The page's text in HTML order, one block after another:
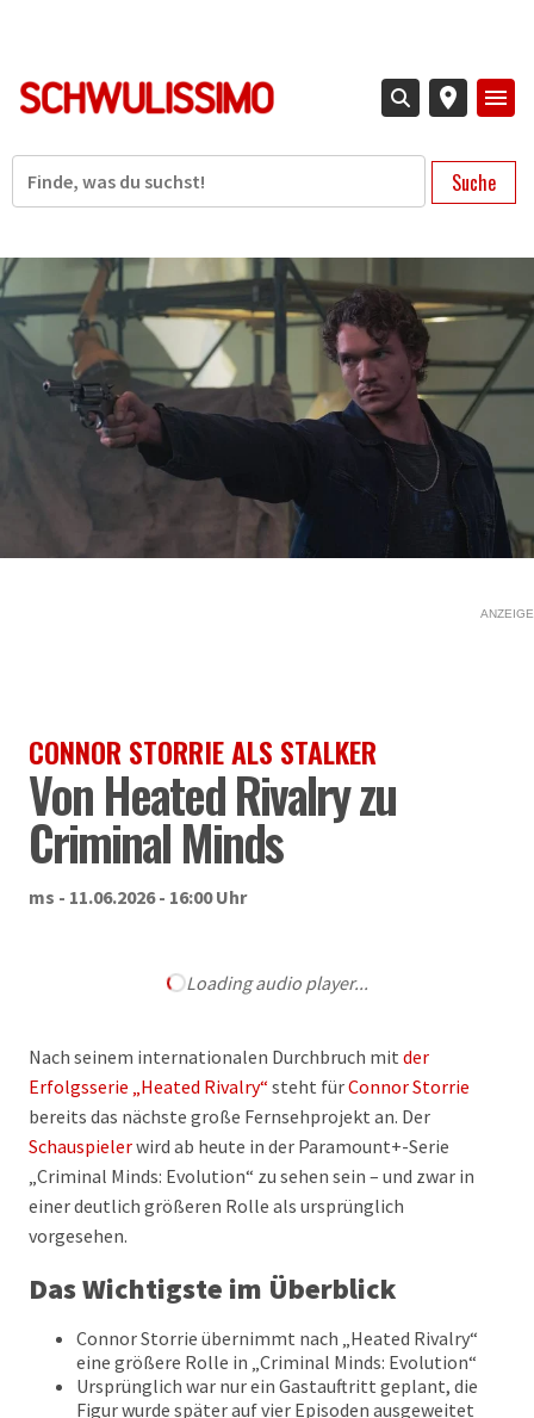
Suche
ANZEIGE
CONNOR STORRIE ALS STALKER
Von Heated Rivalry zu
Criminal Minds
ms - 11.06.2026 - 16:00 Uhr
Loading audio player...
Nach seinem internationalen Durchbruch mit der
Erfolgsserie „Heated Rivalry“ steht fürConnor Storrie
bereits das nächste große Fernsehprojekt an. Der
Schauspielerwird ab heute in der Paramount+-Serie
„Criminal Minds: Evolution“ zu sehen sein – und zwar in
einer deutlich größeren Rolle als ursprünglich
vorgesehen.
Das Wichtigste im Überblick
Connor Storrie übernimmt nach „Heated Rivalry“
eine größere Rolle in „Criminal Minds: Evolution“
Ursprünglich war nur ein Gastauftritt geplant, die
Figur wurde später auf vier Episoden ausgeweitet